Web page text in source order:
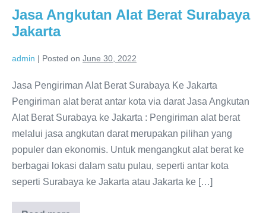
Jasa Angkutan Alat Berat Surabaya
Jakarta
admin | Posted on June 30, 2022
Jasa Pengiriman Alat Berat Surabaya Ke Jakarta
Pengiriman alat berat antar kota via darat Jasa Angkutan
Alat Berat Surabaya ke Jakarta : Pengiriman alat berat
melalui jasa angkutan darat merupakan pilihan yang
populer dan ekonomis. Untuk mengangkut alat berat ke
berbagai lokasi dalam satu pulau, seperti antar kota
seperti Surabaya ke Jakarta atau Jakarta ke […]